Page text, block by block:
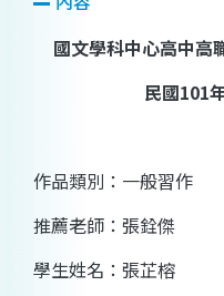
國文學科中心高中高
民國101
作品類別：一般習作
推薦老師：張銓傑
學生姓名： 張芷榕